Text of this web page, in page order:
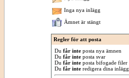
Inga nya inlägg
Ämnet är stängt
Regler för att posta
Du får inteposta nya ämnen
Du får inteposta svar
Du får inteposta bifogade filer
Du får interedigera dina inlägg